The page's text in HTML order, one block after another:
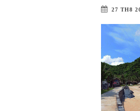
27 TH8